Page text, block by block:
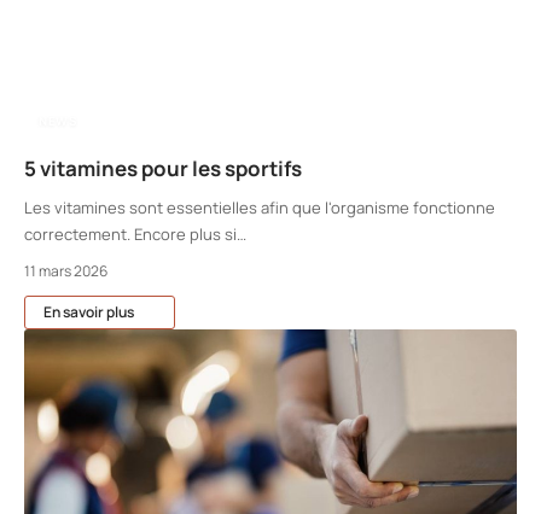
5 vitamines pour les sportifs
Les vitamines sont essentielles afin que l'organisme fonctionne
correctement. Encore plus si…
11 mars 2026
En savoir plus